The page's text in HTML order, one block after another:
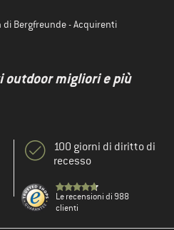
di Bergfreunde - Acquirenti
outdoor migliori e più
100 giorni di diritto di
recesso
Le recensioni di 988
clienti